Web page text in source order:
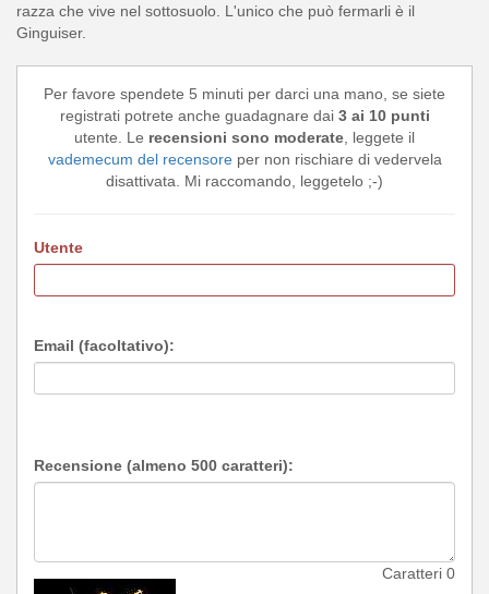
razza che vive nel sottosuolo. L'unico che può fermarli è il
Ginguiser.
Per favore spendete 5 minuti per darci una mano, se siete
registrati potrete anche guadagnare dai 3 ai 10 punti
utente. Le recensioni sono moderate, leggete il
vademecum del recensoreper non rischiare di vedervela
disattivata. Mi raccomando, leggetelo ;-)
Utente
Email (facoltativo):
Recensione (almeno 500 caratteri):
Caratteri 0